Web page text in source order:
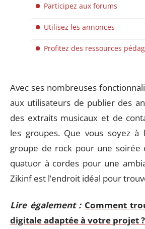
Participez aux forums
Utilisez les annonces
Profitez des ressources
Avec ses nombreuses
aux utilisateurs de publier des
des extraits musicaux et de
les groupes. Que vous soyez à
groupe de rock pour une soirée
quatuor à cordes pour une
Zikinf est l’endroit idéal pour
Lire également : Comment
digitale adaptée à votre projet ?